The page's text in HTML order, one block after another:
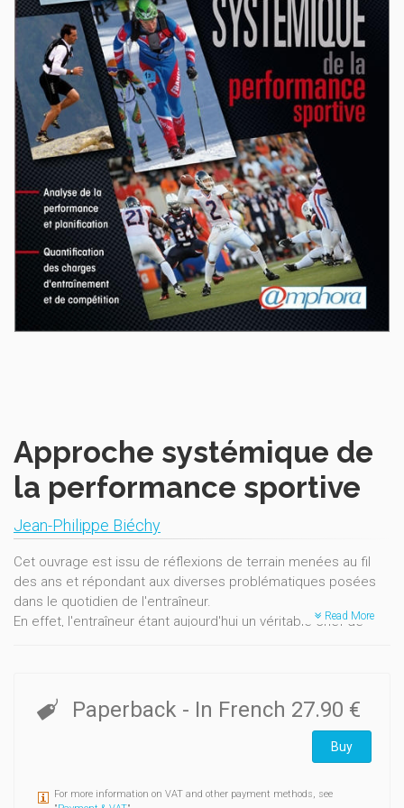
Approche systémique de
la performance sportive
Jean-Philippe Biéchy
Cet ouvrage est issu de réflexions de terrain menées au fil
des ans et répondant aux diverses problématiques posées
dans le quotidien de l'entraîneur.
En effet, l'entraîneur étant aujourd'hui un véritable chef de
rencontrées.
Parmi eux, la mesure des charges d'entraînement et de
compétition est l'une des composantes du quotidien du
Le but de ce livre est donc d'apporter au lecteur un certain
Read More
Paperback - In French 27.90 €
Buy
For more information on VAT and other payment methods, see